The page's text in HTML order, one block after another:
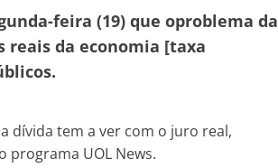
feira (19) que oproblema da
reais da economia [taxa
dívida tem a ver com o juro real,
programa UOL News.